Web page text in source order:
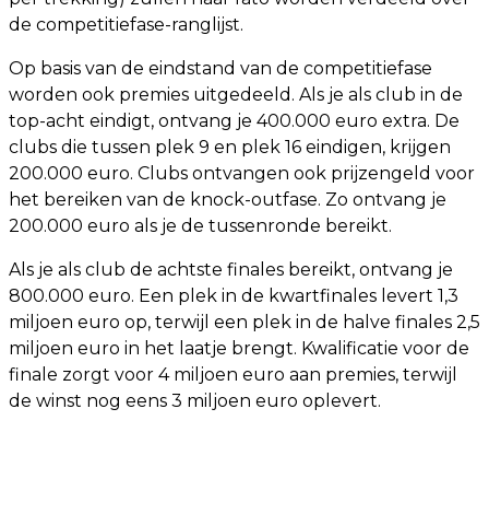
de competitiefase-ranglijst.
Op basis van de eindstand van de competitiefase
worden ook premies uitgedeeld. Als je als club in de
top-acht eindigt, ontvang je 400.000 euro extra. De
clubs die tussen plek 9 en plek 16 eindigen, krijgen
200.000 euro. Clubs ontvangen ook prijzengeld voor
het bereiken van de knock-outfase. Zo ontvang je
200.000 euro als je de tussenronde bereikt.
Als je als club de achtste finales bereikt, ontvang je
800.000 euro. Een plek in de kwartfinales levert 1,3
miljoen euro op, terwijl een plek in de halve finales 2,5
miljoen euro in het laatje brengt. Kwalificatie voor de
finale zorgt voor 4 miljoen euro aan premies, terwijl
de winst nog eens 3 miljoen euro oplevert.